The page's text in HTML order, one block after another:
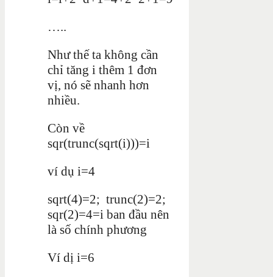
…..
Như thế ta không cần
chỉ tăng i thêm 1 đơn
vị, nó sẽ nhanh hơn
nhiều.
Còn về
sqr(trunc(sqrt(i)))=i
ví dụ i=4
sqrt(4)=2; trunc(2)=2;
sqr(2)=4=i ban đầu nên
là số chính phương
Ví dị i=6